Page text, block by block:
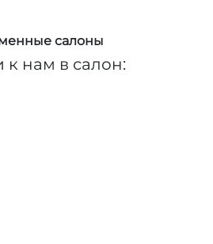
салоны
к нам в салон: